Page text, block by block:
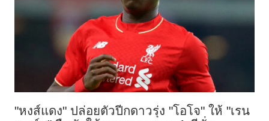
"หงส์แดง" ปล่อยตัวปีกดาวรุ่ง "โอโจ" ให้ "เรน